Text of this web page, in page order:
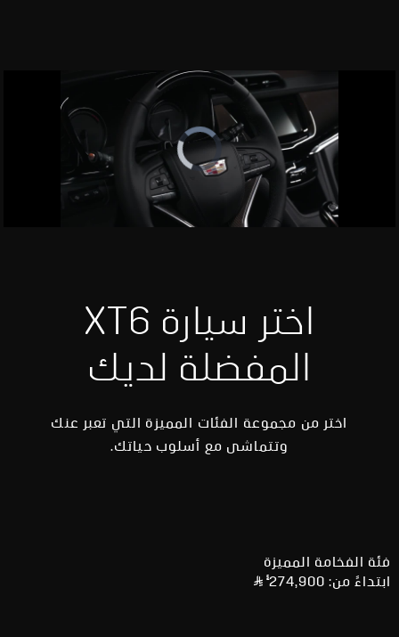
Video
Player
is
loading.
اختر سيارة XT6
المفضلة لديك
اختر من مجموعة الفئات المميزة التي تعبر عنك
وتتماشى مع أسلوب حياتك.
فئة الفخامة المميزة
ابتداءً من: 274,900
§